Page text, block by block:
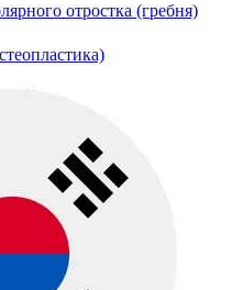
отростка (гребня)